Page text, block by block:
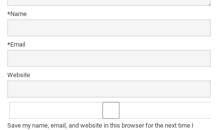
Name
*
Email
*
Website
Save my name, email, and website in this browser for the next time I